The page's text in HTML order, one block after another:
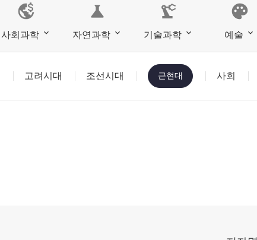
사회과학
science
자연과학
precision_manufacturing
기술과학
palette
예술
고려시대 조선시대 근현대 사회